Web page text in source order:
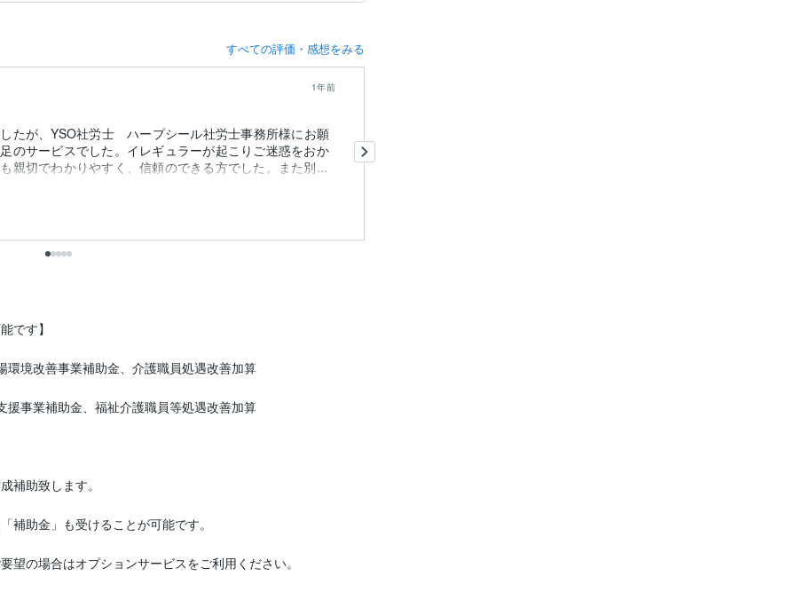
すべての評価・感想をみる
1年前
たが、YSO社労士 ハープシール社労士事務所様にお願
のサービスでした。イレギュラーが起こりご迷惑をおか
親切でわかりやすく、信頼のできる方でした。また別...
です】
境改善事業補助金、介護職員処遇改善加算
事業補助金、福祉介護職員等処遇改善加算
補助致します。
補助金」も受けることが可能です。
望の場合はオプションサービスをご利用ください。